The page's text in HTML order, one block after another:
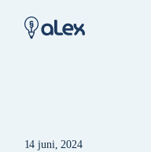
14 juni, 2024